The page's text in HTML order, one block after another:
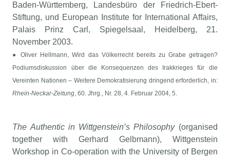
Baden-Württemberg, Landesbüro der Friedrich-Ebert-
Stiftung, und European Institute for International Affairs,
Palais Prinz Carl, Spiegelsaal, Heidelberg, 21.
November 2003.
● Oliver Hellmann, Wird das Völkerrecht bereits zu Grabe getragen?
Podiumsdiskussion über die Konsequenzen des Irakkrieges für die
Vereinten Nationen – Weitere Demokratisierung dringend erforderlich, in:
Rhein-Neckar-Zeitung, 60. Jhrg., Nr. 28, 4. Februar 2004, 5.
The Authentic in Wittgenstein’s Philosophy(organised
together with Gerhard Gelbmann), Wittgenstein
Workshop in Co-operation with the University of Bergen